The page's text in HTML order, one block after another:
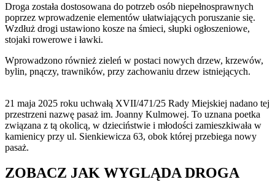
Droga została dostosowana do potrzeb osób niepełnosprawnych
poprzez wprowadzenie elementów ułatwiających poruszanie się.
Wzdłuż drogi ustawiono kosze na śmieci, słupki ogłoszeniowe,
stojaki rowerowe i ławki.
Wprowadzono również zieleń w postaci nowych drzew, krzewów,
bylin, pnączy, trawników, przy zachowaniu drzew istniejących.
21 maja 2025 roku uchwałą XVII/471/25 Rady Miejskiej nadano tej
przestrzeni nazwę pasaż im. Joanny Kulmowej. To uznana poetka
związana z tą okolicą, w dzieciństwie i młodości zamieszkiwała w
kamienicy przy ul. Sienkiewicza 63, obok której przebiega nowy
pasaż.
ZOBACZ JAK WYGLĄDA DROGA